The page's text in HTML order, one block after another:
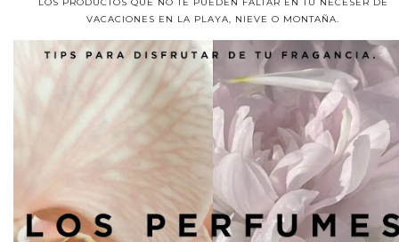
VACACIONES EN LA PLAYA, NIEVE O MONTAÑA.